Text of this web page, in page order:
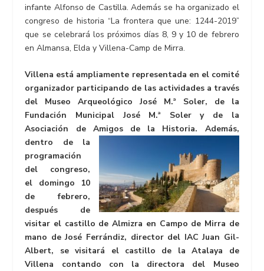
infante Alfonso de Castilla. Además se ha organizado el
congreso de historia “La frontera que une: 1244-2019”
que se celebrará los próximos días 8, 9 y 10 de febrero
en Almansa, Elda y Villena-Camp de Mirra.
Villena está ampliamente representada en el comité
organizador participando de las actividades a través
del Museo Arqueológico José M.ª Soler, de la
Fundación Municipal José M.ª Soler y de la
Asociación de Amigos de la Historia. Además,
dentro de la
programación
del congreso,
el domingo 10
de febrero,
después de
visitar el castillo de Almizra en Campo de Mirra de
mano de José Ferrándiz, director del IAC Juan Gil-
Albert, se visitará el castillo de la Atalaya de
Villena contando con la directora del Museo